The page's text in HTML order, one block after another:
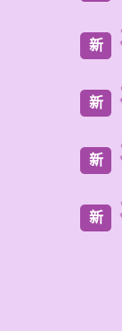
新
新
新
新